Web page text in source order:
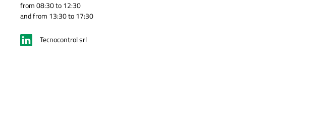
from 08:30 to 12:30
and from 13:30 to 17:30
Tecnocontrol srl